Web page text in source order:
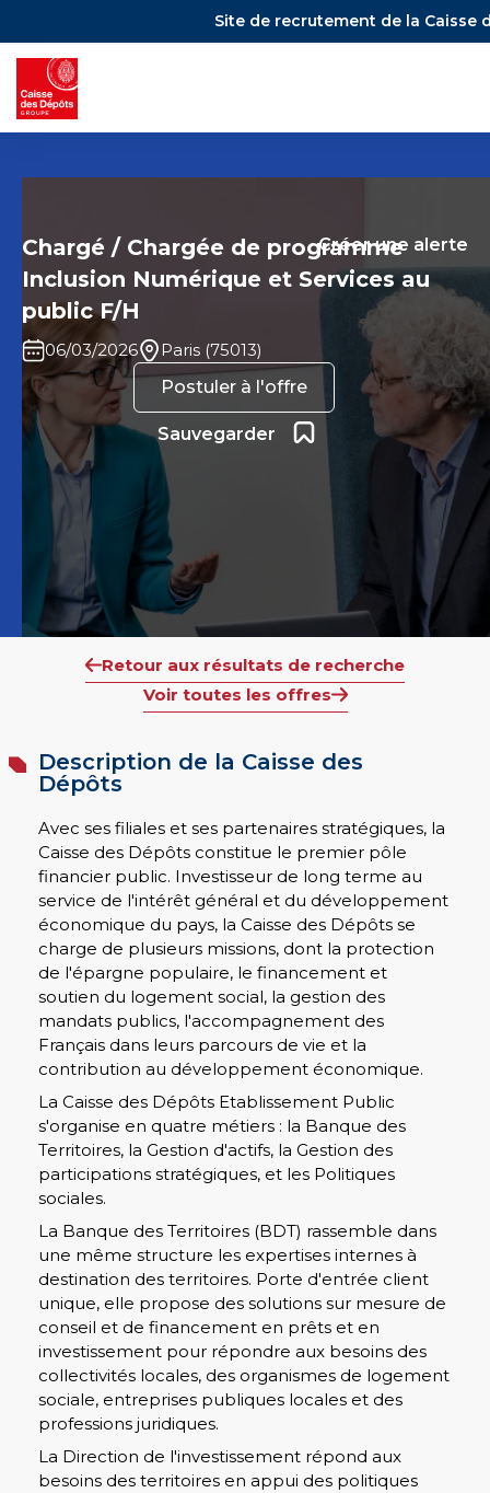
Site de recrutement de la Caisse
Créer une alerte
Chargé / Chargée de programme
Inclusion Numérique et Services au
public F/H
06/03/2026
Paris (75013)
Postuler à l'offre
Sauvegarder Ajouter aux favoris
Retour aux résultats de recherche
Voir toutes les offres
Description de la Caisse des
Dépôts
Avec ses filiales et ses partenaires stratégiques, la
Caisse des Dépôts constitue le premier pôle
financier public. Investisseur de long terme au
service de l'intérêt général et du développement
économique du pays, la Caisse des Dépôts se
charge de plusieurs missions, dont la protection
de l'épargne populaire, le financement et
soutien du logement social, la gestion des
mandats publics, l'accompagnement des
Français dans leurs parcours de vie et la
contribution au développement économique.
La Caisse des Dépôts Etablissement Public
s'organise en quatre métiers : la Banque des
Territoires, la Gestion d'actifs, la Gestion des
participations stratégiques, et les Politiques
sociales.
La Banque des Territoires (BDT) rassemble dans
une même structure les expertises internes à
destination des territoires. Porte d'entrée client
unique, elle propose des solutions sur mesure de
conseil et de financement en prêts et en
investissement pour répondre aux besoins des
collectivités locales, des organismes de logement
sociale, entreprises publiques locales et des
professions juridiques.
La Direction de l'investissement répond aux
besoins des territoires en appui des politiques